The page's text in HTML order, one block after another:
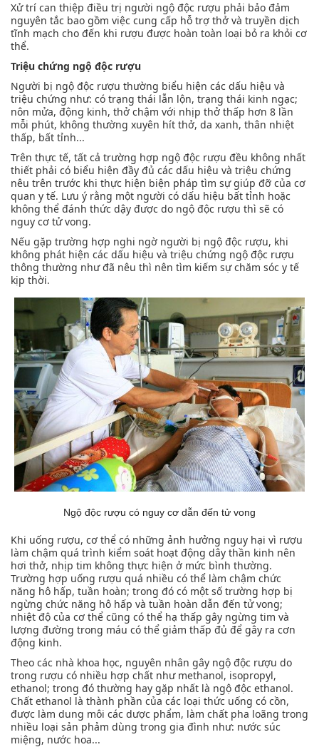
Xử trí can thiệp điều trị người ngộ độc rượu phải bảo đảm
nguyên tắc bao gồm việc cung cấp hỗ trợ thở và truyền dịch
tĩnh mạch cho đến khi rượu được hoàn toàn loại bỏ ra khỏi cơ
thể.
Triệu chứng ngộ độc rượu
Người bị ngộ độc rượu thường biểu hiện các dấu hiệu và
triệu chứng như: có trạng thái lẫn lộn, trạng thái kinh ngạc;
nôn mửa, động kinh, thở chậm với nhịp thở thấp hơn 8 lần
mỗi phút, không thường xuyên hít thở, da xanh, thân nhiệt
thấp, bất tỉnh...
Trên thực tế, tất cả trường hợp ngộ độc rượu đều không nhất
thiết phải có biểu hiện đầy đủ các dấu hiệu và triệu chứng
nêu trên trước khi thực hiện biện pháp tìm sự giúp đỡ của cơ
quan y tế. Lưu ý rằng một người có dấu hiệu bất tỉnh hoặc
không thể đánh thức dậy được do ngộ độc rượu thì sẽ có
nguy cơ tử vong.
Nếu gặp trường hợp nghi ngờ người bị ngộ độc rượu, khi
không phát hiện các dấu hiệu và triệu chứng ngộ độc rượu
thông thường như đã nêu thì nên tìm kiếm sự chăm sóc y tế
kịp thời.
Ngộ độc rượu có nguy cơ dẫn đến tử vong
Khi uống rượu, cơ thể có những ảnh hưởng nguy hại vì rượu
làm chậm quá trình kiểm soát hoạt động dây thần kinh nên
hơi thở, nhịp tim không thực hiện ở mức bình thường.
Trường hợp uống rượu quá nhiều có thể làm chậm chức
năng hô hấp, tuần hoàn; trong đó có một số trường hợp bị
ngừng chức năng hô hấp và tuần hoàn dẫn đến tử vong;
nhiệt độ của cơ thể cũng có thể hạ thấp gây ngừng tim và
lượng đường trong máu có thể giảm thấp đủ để gây ra cơn
động kinh.
Theo các nhà khoa học, nguyên nhân gây ngộ độc rượu do
trong rượu có nhiều hợp chất như methanol, isopropyl,
ethanol; trong đó thường hay gặp nhất là ngộ độc ethanol.
Chất ethanol là thành phần của các loại thức uống có cồn,
được làm dung môi các dược phẩm, làm chất pha loãng trong
nhiều loại sản phảm dùng trong gia đình như: nước súc
miệng, nước hoa...